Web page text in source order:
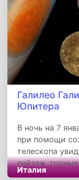
Галилео
Юпитера
В ночь на 7
при помощи
телескопа
пейзаж,
четыре
Италия